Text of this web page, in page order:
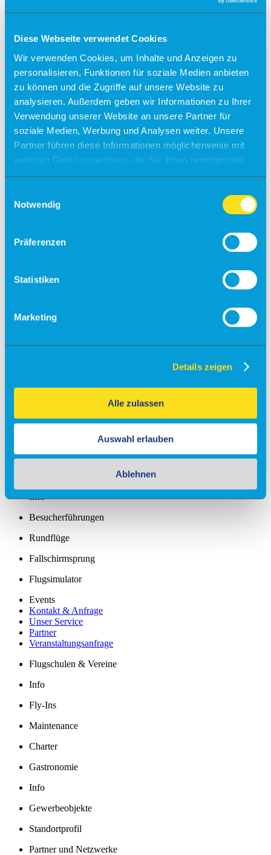
Diese Webseite verwendet Cookies
Wir verwenden Cookies, um Inhalte und Anzeigen zu
personalisieren, Funktionen für soziale Medien anbieten
zu können und die Zugriffe auf unsere Website zu
analysieren. Außerdem geben wir Informationen zu Ihrer
Verwendung unserer Website an unsere Partner für
soziale Medien, Werbung und Analysen weiter. Unsere
Partner führen diese Informationen möglicherweise mit
weiteren Daten zusammen, die Sie ihnen bereitgestellt
Notwendig
Präferenzen
Statistiken
Marketing
Details zeigen
Alle zulassen
Auswahl erlauben
Ablehnen
Alle Ziele
Sylt
Usedom
Südtirol
Sonder-/Gruppenreisen
Jersey
Finnland
momento by Frölich-Reisen
vianova
Gepäck
Fundsachen
Gastronomie & Shops
Info
Besucherführungen
Rundflüge
Fallschirmsprung
Flugsimulator
Events
Kontakt & Anfrage
Unser Service
Partner
Veranstaltungsanfrage
Flugschulen & Vereine
Info
Fly-Ins
Maintenance
Charter
Gastronomie
Info
Gewerbeobjekte
Standortprofil
Partner und Netzwerke